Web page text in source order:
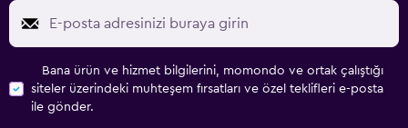
Bana ürün ve hizmet bilgilerini, momondo ve ortak çalıştığı
siteler üzerindeki muhteşem fırsatları ve özel teklifleri e-posta
ile gönder.